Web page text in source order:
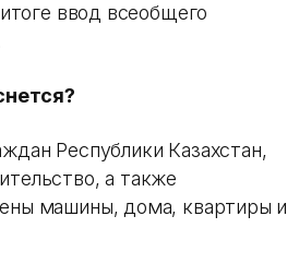
ввод всеобщего
Республики Казахстан,
а также
машины, дома, квартиры и